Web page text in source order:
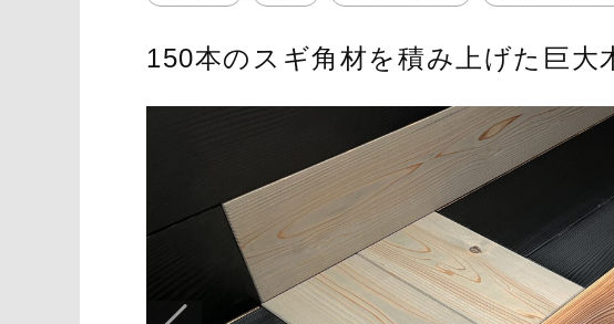
150本のスギ角材を積み上げた巨大